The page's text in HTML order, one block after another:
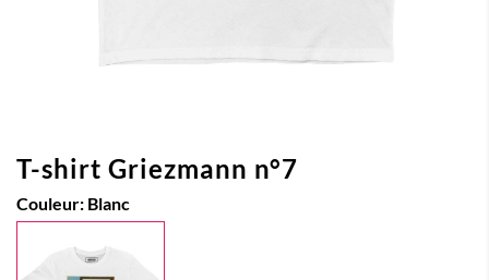
T-shirt Griezmann n°7
Couleur: Blanc